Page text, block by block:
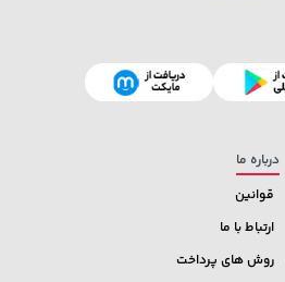
درباره ما
قوانین
ارتباط با ما
روش های پرداخت